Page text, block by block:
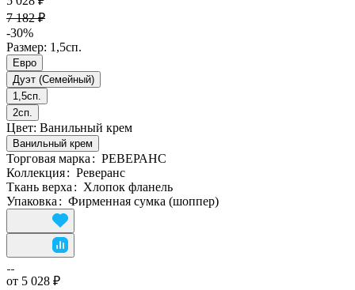
7 182 ₽
-30%
Размер: 1,5сп.
Евро
Дуэт (Семейный)
1,5сп.
2сп.
Цвет: Ванильный крем
Ванильный крем
Торговая марка : РЕВЕРАНС
Коллекция: Реверанс
Ткань верха : Хлопок фланель
Упаковка : Фирменная сумка (шоппер)
от 5 028 ₽